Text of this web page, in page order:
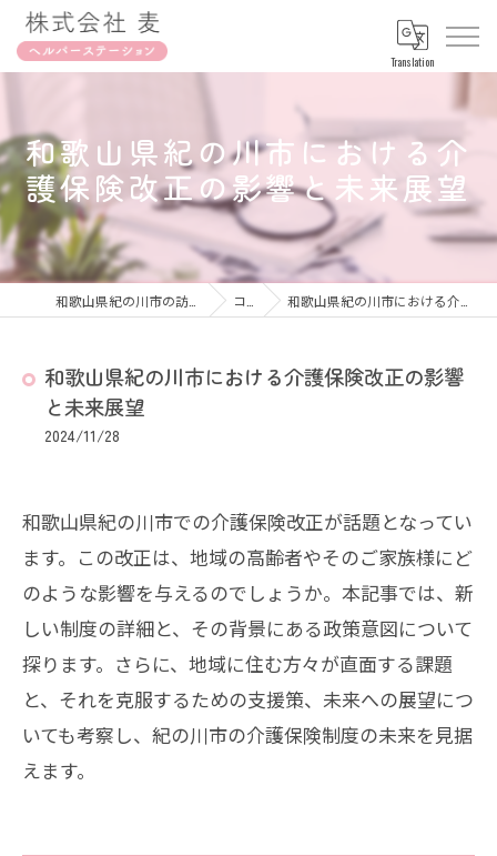
Translation
和歌山県紀の川市における介
護保険改正の影響と未来展望
コラム 和歌山県紀の川市における介護保険改正の影響と未来展望
和歌山県紀の川市における介護保険改正の影響
と未来展望
2024/11/28
和歌山県紀の川市での介護保険改正が話題となってい
ます。この改正は、地域の高齢者やそのご家族様にど
のような影響を与えるのでしょうか。本記事では、新
しい制度の詳細と、その背景にある政策意図について
探ります。さらに、地域に住む方々が直面する課題
と、それを克服するための支援策、未来への展望につ
いても考察し、紀の川市の介護保険制度の未来を見据
えます。